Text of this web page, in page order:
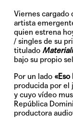
Viernes cargado
artista
quien estrena
/ singles de su
titulado
bajo su propio
Por un lado
producida por
y cuyo vídeo
República
productora